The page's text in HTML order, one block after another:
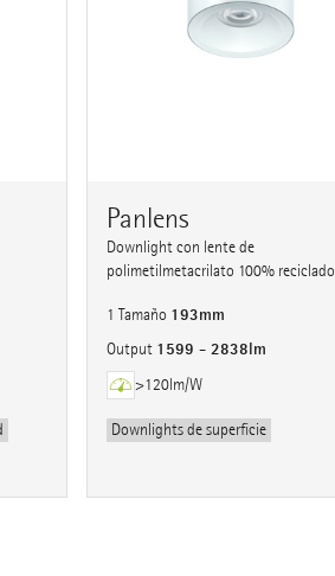
Panlens
Downlight con lente de
polimetilmetacrilato 100% reciclado
1 Tamaño 193mm
Output 1599 - 2838lm
>120lm/W
Downlights de superficie